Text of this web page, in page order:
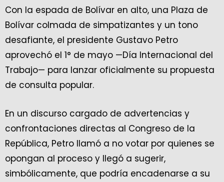
Con la espada de Bolívar en alto, una Plaza de
Bolívar colmada de simpatizantes y un tono
desafiante, el presidente Gustavo Petro
aprovechó el 1° de mayo —Día Internacional del
Trabajo— para lanzar oficialmente su propuesta
de consulta popular.
En un discurso cargado de advertencias y
confrontaciones directas al Congreso de la
República, Petro llamó a no votar por quienes se
opongan al proceso y llegó a sugerir,
simbólicamente, que podría encadenarse a su